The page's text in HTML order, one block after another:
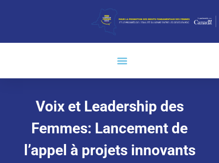
Voix et Leadership des
Femmes: Lancement de
l’appel à projets innovants